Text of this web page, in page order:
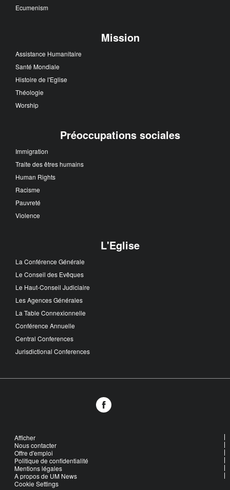
Ecumenism
Mission
Assistance Humanitaire
Santé Mondiale
Histoire de l'Eglise
Théologie
Worship
Préoccupations sociales
Immigration
Traite des êtres humains
Human Rights
Racisme
Pauvreté
Violence
L'Eglise
La Conférence Générale
Le Conseil des Evêques
Le Haut-Conseil Judiciaire
Les Agences Générales
La Table Connexionnelle
Conférence Annuelle
Central Conferences
Jurisdictional Conferences
Afficher
Nous contacter
Offre d'emploi
Politique de confidentialité
Mentions légales
A propos de UM News
Cookie Settings